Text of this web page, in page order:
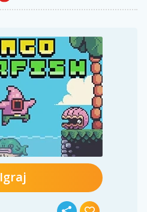
Igraj